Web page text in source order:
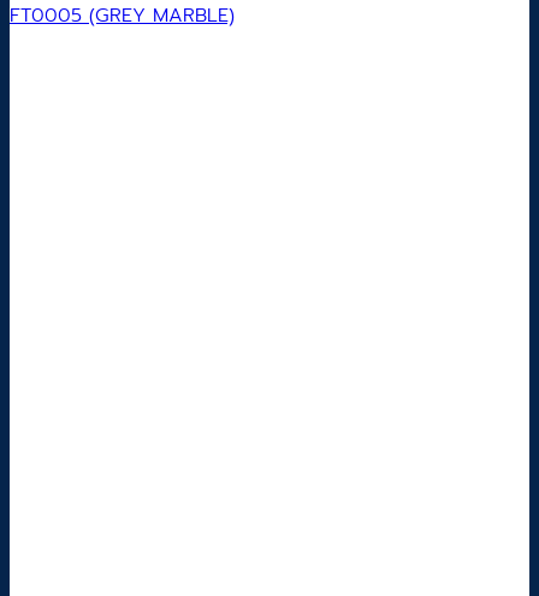
FT0005 (GREY MARBLE)